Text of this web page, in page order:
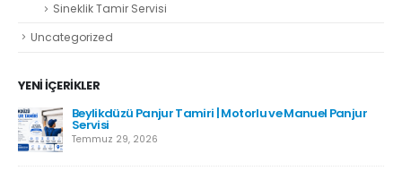
Sineklik Tamir Servisi
Uncategorized
YENI İÇERIKLER
Beylikdüzü Panjur Tamiri | Motorlu ve Manuel Panjur
Servisi
Temmuz 29, 2026